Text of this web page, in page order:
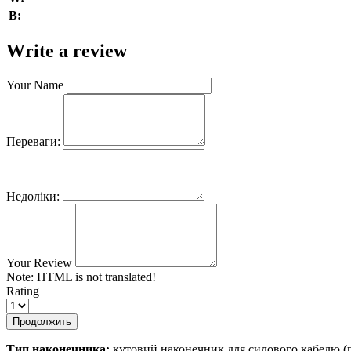
В:
Write a review
Your Name
Переваги:
Недоліки:
Your Review
Note: HTML is not translated!
Rating
Продолжить